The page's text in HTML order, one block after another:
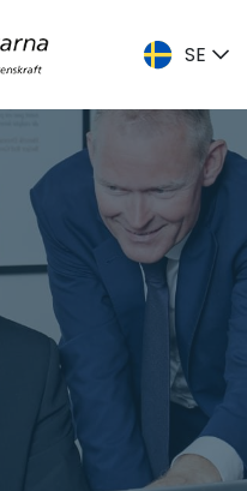
SE
DK
SE